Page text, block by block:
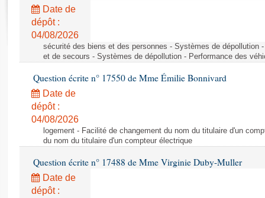
Rapports législatifs
Rapports sur l'application des lois
Baromètre de l’application des lois
Dossiers législatifs
Budget et sécurité sociale
Questions écrites et orales
Comptes rendus des débats
Date de
dépôt :
04/08/2026
sécurité des biens et des personnes - Systèmes de dépollution
et de secours - Systèmes de dépollution - Performance des
Question écrite n° 17550 de Mme Émilie Bonnivard
Date de
dépôt :
04/08/2026
logement - Facilité de changement du nom du titulaire d'un
du nom du titulaire d'un compteur électrique
Question écrite n° 17488 de Mme Virginie Duby-Muller
Date de
dépôt :